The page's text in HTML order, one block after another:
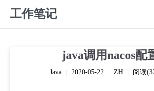
工作笔记
java调用nacos配
Java 2020-05-22 ZH 阅读